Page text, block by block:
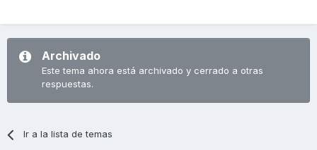
Archivado
Este tema ahora está archivado y cerrado a otras
respuestas.
Ir a la lista de temas